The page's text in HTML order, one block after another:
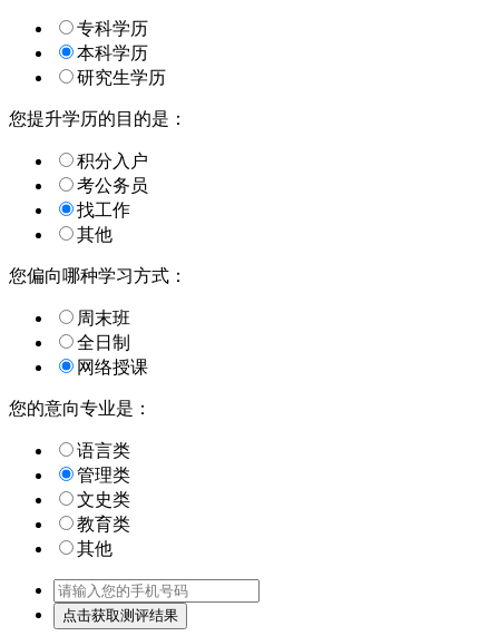
专科学历
本科学历
研究生学历
您提升学历的目的是：
积分入户
考公务员
找工作
其他
您偏向哪种学习方式：
周末班
全日制
网络授课
您的意向专业是：
语言类
管理类
文史类
教育类
其他